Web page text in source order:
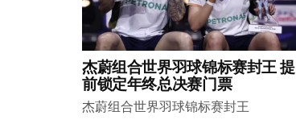
杰蔚组合世界羽球锦标赛封王 提
前锁定年终总决赛门票
杰蔚组合世界羽球锦标赛封王